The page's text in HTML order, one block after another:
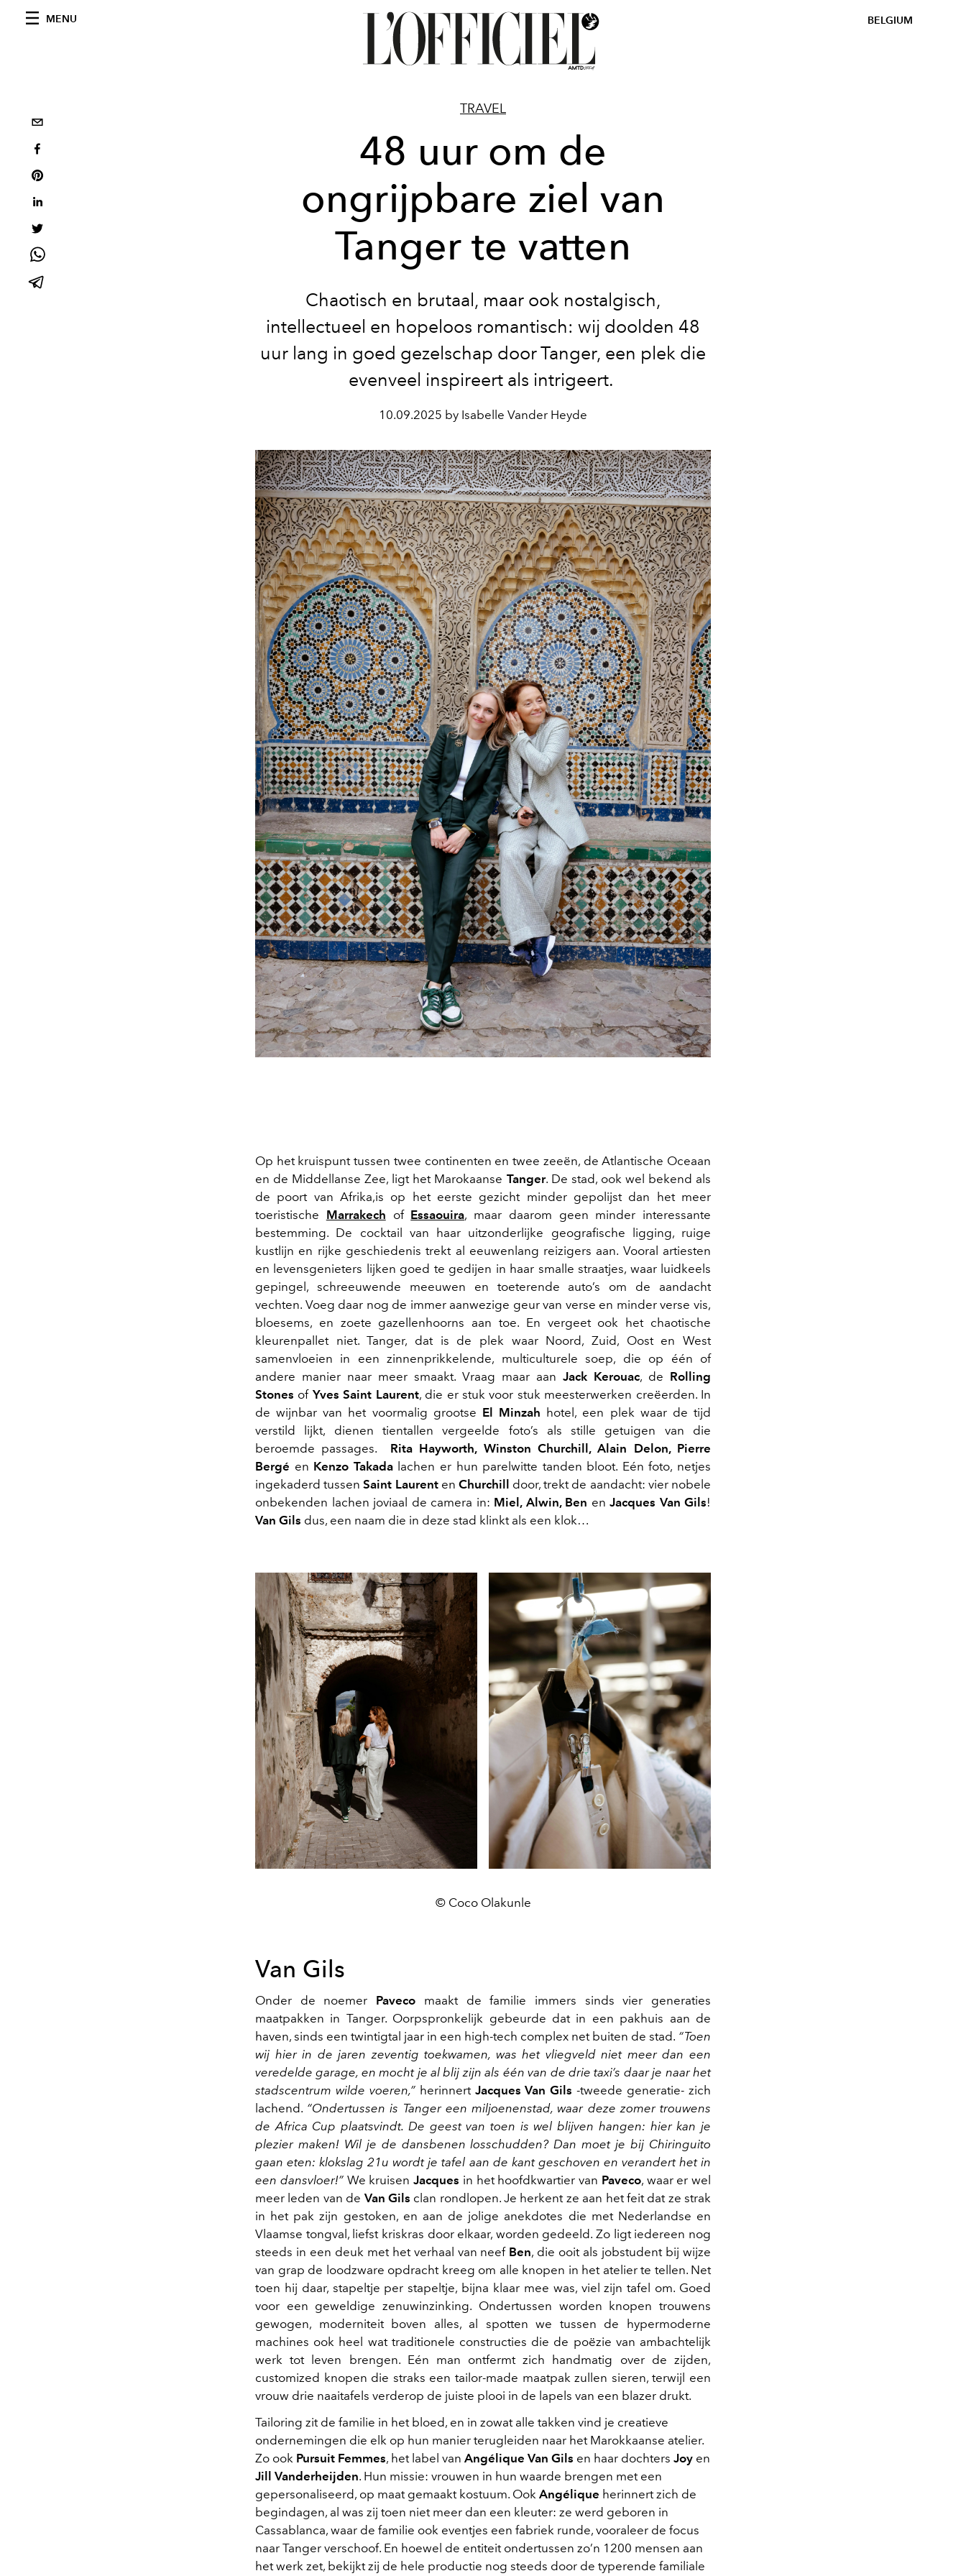
MENU BELGIUM
TRAVEL
48 uur om de
ongrijpbare ziel van
Tanger te vatten
Chaotisch en brutaal, maar ook nostalgisch,
intellectueel en hopeloos romantisch: wij doolden 48
uur lang in goed gezelschap door Tanger, een plek die
evenveel inspireert als intrigeert.
10.09.2025 by Isabelle Vander Heyde
Op het kruispunt tussen twee continenten en twee zeeën, de Atlantische Oceaan
en de Middellanse Zee, ligt het Marokaanse Tanger. De stad, ook wel bekend als
de poort van Afrika,is op het eerste gezicht minder gepolijst dan het meer
toeristische Marrakech of Essaouira, maar daarom geen minder interessante
bestemming. De cocktail van haar uitzonderlijke geografische ligging, ruige
kustlijn en rijke geschiedenis trekt al eeuwenlang reizigers aan. Vooral artiesten
en levensgenieters lijken goed te gedijen in haar smalle straatjes, waar luidkeels
gepingel, schreeuwende meeuwen en toeterende auto’s om de aandacht
vechten. Voeg daar nog de immer aanwezige geur van verse en minder verse vis,
bloesems, en zoete gazellenhoorns aan toe. En vergeet ook het chaotische
kleurenpallet niet. Tanger, dat is de plek waar Noord, Zuid, Oost en West
samenvloeien in een zinnenprikkelende, multiculturele soep, die op één of
andere manier naar meer smaakt. Vraag maar aan Jack Kerouac, de Rolling
Stones of Yves Saint Laurent, die er stuk voor stuk meesterwerken creëerden. In
de wijnbar van het voormalig grootse El Minzah hotel, een plek waar de tijd
verstild lijkt, dienen tientallen vergeelde foto’s als stille getuigen van die
beroemde passages. Rita Hayworth, Winston Churchill, Alain Delon, Pierre
Bergé en Kenzo Takadalachen er hun parelwitte tanden bloot. Eén foto, netjes
ingekaderd tussenSaint Laurenten Churchill
door, trekt de aandacht: vier nobele
onbekenden lachen joviaal de camera in: Miel, Alwin, Ben en Jacques Van Gils!
Van Gils dus, een naam die in deze stad klinkt als een klok…
© Coco Olakunle
Van Gils
Onder de noemer Paveco maakt de familie immers sinds vier generaties
maatpakken in Tanger. Oorpspronkelijk gebeurde dat in een pakhuis aan de
haven, sinds een twintigtal jaar in een high-tech complex net buiten de stad. “Toen
wij hier in de jaren zeventig toekwamen, was het vliegveld niet meer dan een
veredelde garage, en mocht je al blij zijn als één van de drie taxi’s daar je naar het
stadscentrum wilde voeren,” herinnertJacques Van Gils -tweede generatie- zich
lachend. “Ondertussen is Tanger een miljoenenstad, waar deze zomer trouwens
de Africa Cup plaatsvindt. De geest van toen is wel blijven hangen: hier kan je
plezier maken! Wil je de dansbenen losschudden? Dan moet je bij Chiringuito
gaan eten: klokslag 21u wordt je tafel aan de kant geschoven en verandert het in
een dansvloer!”We kruisen Jacques in het hoofdkwartier van Paveco, waar er wel
meer leden van de Van Gils clan rondlopen. Je herkent ze aan het feit dat ze strak
in het pak zijn gestoken, en aan de jolige anekdotes die met Nederlandse en
Vlaamse tongval, liefst kriskras door elkaar, worden gedeeld. Zo ligt iedereen nog
steeds in een deuk met het verhaal van neef Ben, die ooit als jobstudent bij wijze
van grap de loodzware opdracht kreeg om alle knopen in het atelier te tellen. Net
toen hij daar, stapeltje per stapeltje, bijna klaar mee was, viel zijn tafel om. Goed
voor een geweldige zenuwinzinking. Ondertussen worden knopen trouwens
gewogen, moderniteit boven alles, al spotten we tussen de hypermoderne
machines ook heel wat traditionele constructies die de poëzie van ambachtelijk
werk tot leven brengen. Eén man ontfermt zich handmatig over de zijden,
customized knopen die straks een tailor-made maatpak zullen sieren, terwijl een
vrouw drie naaitafels verderop de juiste plooi in de lapels van een blazer drukt.
Tailoring zit de familie in het bloed, en in zowat alle takken vind je creatieve
ondernemingen die elk op hun manier terugleiden naar het Marokkaanse atelier.
Zo ook Pursuit Femmes, het label van Angélique Van Gils en haar dochters Joy en
Jill Vanderheijden. Hun missie: vrouwen in hun waarde brengen met een
gepersonaliseerd, op maat gemaakt kostuum. Ook Angélique herinnert zich de
begindagen, al was zij toen niet meer dan een kleuter: ze werd geboren in
Cassablanca, waar de familie ook eventjes een fabriek runde, vooraleer de focus
naar Tanger verschoof. En hoewel de entiteit ondertussen zo’n 1200 mensen aan
het werk zet, bekijkt zij de hele productie nog steeds door de typerende familiale